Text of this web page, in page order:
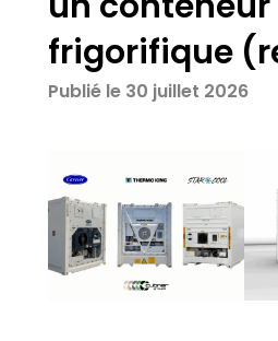
frigorifique
Publié le 30 juillet 2026